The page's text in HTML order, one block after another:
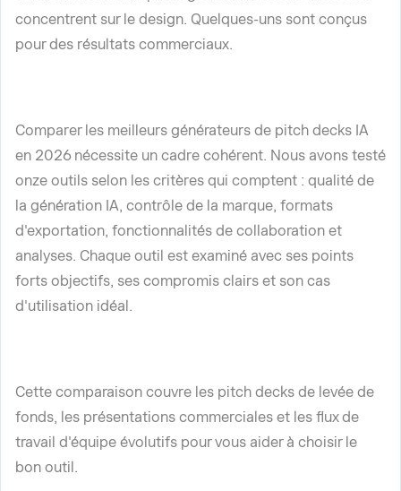
concentrent sur le design. Quelques-uns sont conçus
pour des résultats commerciaux.
Comparer les meilleurs générateurs de pitch decks IA
en 2026 nécessite un cadre cohérent. Nous avons testé
onze outils selon les critères qui comptent : qualité de
la génération IA, contrôle de la marque, formats
d'exportation, fonctionnalités de collaboration et
analyses. Chaque outil est examiné avec ses points
forts objectifs, ses compromis clairs et son cas
d'utilisation idéal.
Cette comparaison couvre les pitch decks de levée de
fonds, les présentations commerciales et les flux de
travail d'équipe évolutifs pour vous aider à choisir le
bon outil.